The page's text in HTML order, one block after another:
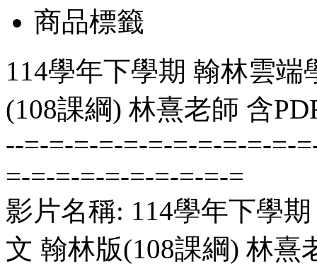
商品標籤
114學年下學期 翰林雲
(108課綱) 林熹老師 含
--=-=-=-=-=-=-=-=-=-=-=-
=-=-=-=-=-=-=-=-=-=
影片名稱: 114學年下學
文 翰林版(108課綱) 林熹